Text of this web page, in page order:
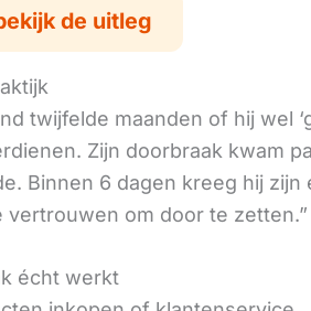
de uitleg
twijfelde maanden of hij wel
Zijn doorbraak kwam
Binnen 6 dagen kreeg hij zijn
vertrouwen om door te zetten.”
écht werkt